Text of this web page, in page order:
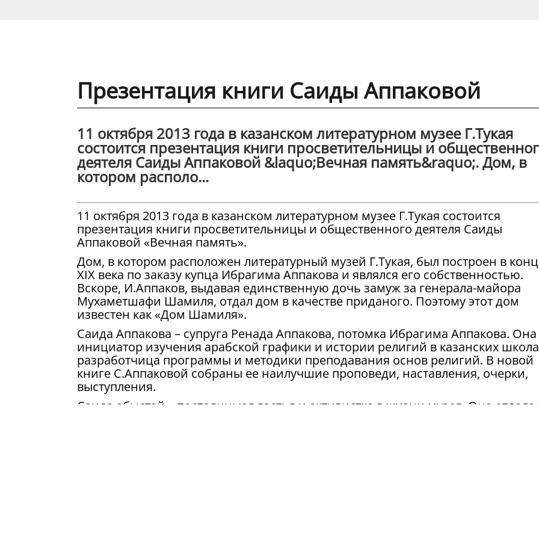
Презентация книги Саиды Аппаковой
11 октября 2013 года в казанском литературном музее Г.Тукая
состоится презентация книги просветительницы и
деятеля Саиды Аппаковой &laquo;Вечная память&raquo;. Дом, в
котором располо...
11 октября 2013 года в казанском литературном музее Г.Тукая состоится
презентация книги просветительницы и общественного деятеля Саиды
Аппаковой «Вечная память».
Дом, в котором расположен литературный музей Г.Тукая, был построен в
XIX века по заказу купца Ибрагима Аппакова и являлся его собственностью.
Вскоре, И.Аппаков, выдавая единственную дочь замуж за генерала-майора
Мухаметшафи Шамиля, отдал дом в качестве приданого. Поэтому этот дом
известен как «Дом Шамиля».
Саида Аппакова – супруга Ренада Аппакова, потомка Ибрагима Аппакова. Она
инициатор изучения арабской графики и истории религий в казанских
разработчица программы и методики преподавания основ религий. В новой
книге С.Аппаковой собраны ее наилучшие проповеди, наставления, очерки,
выступления.
Саида абыстай – постоянныая гостья и активистка в жизни музея. Она отдала